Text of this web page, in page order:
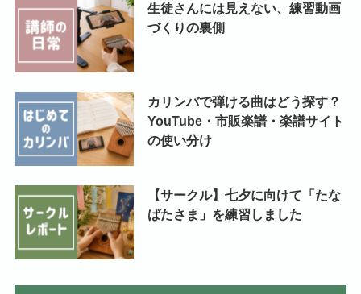
生徒さんには見えない、練習動画
づくりの裏側
カリンバで弾ける曲はどう探す？
YouTube・市販楽譜・楽譜サイト
の使い分け
【サークル】七夕に向けて「たな
ばたさま」を練習しました